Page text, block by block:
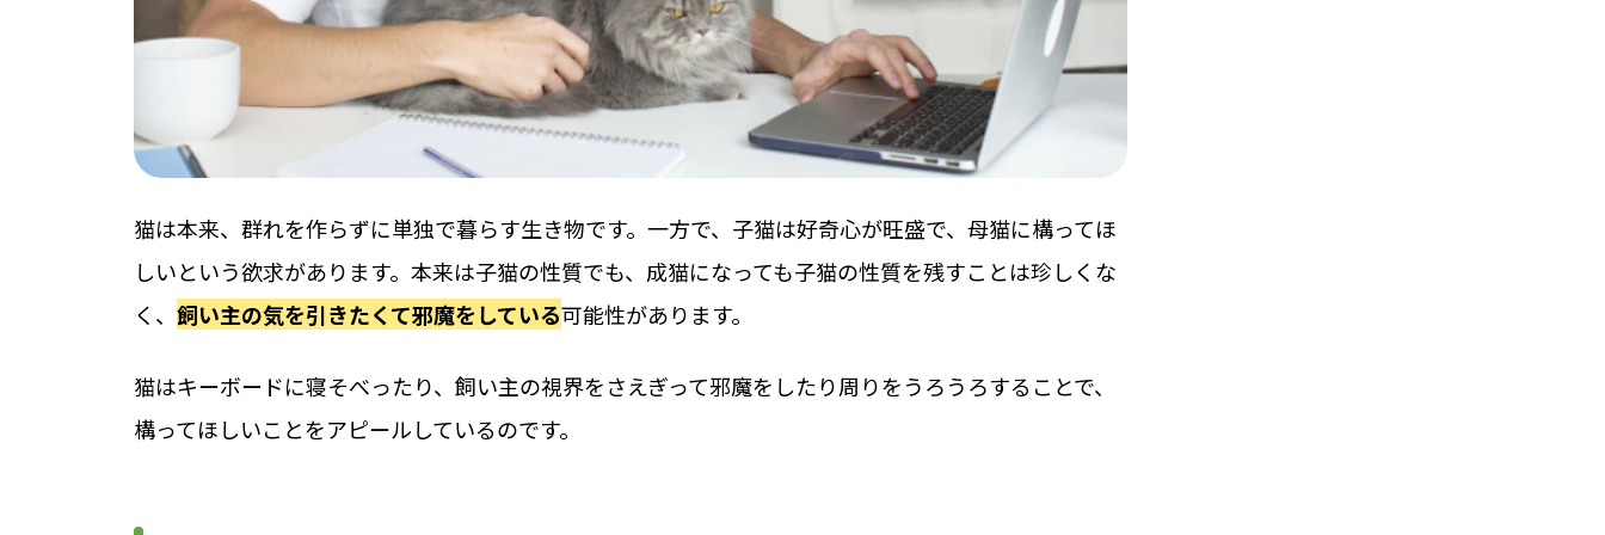
猫は本来、群れを作らずに単独で暮らす生き物です。一方で、子猫は好奇心が旺盛で、母猫に構ってほ
しいという欲求があります。本来は子猫の性質でも、成猫になっても子猫の性質を残すことは珍しくな
く、 飼い主の気を引きたくて邪魔をしている可能性があります。
猫はキーボードに寝そべったり、飼い主の視界をさえぎって邪魔をしたり周りをうろうろすることで、
構ってほしいことをアピールしているのです。